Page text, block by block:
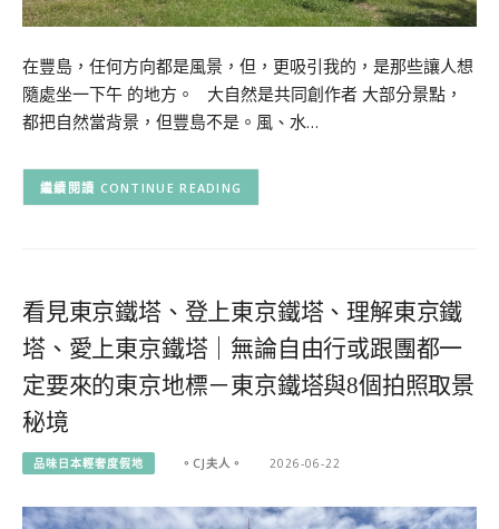
在豐島，任何方向都是風景，但，更吸引我的，是那些讓人想
隨處坐一下午 的地方。 大自然是共同創作者 大部分景點，
都把自然當背景，但豐島不是。風、水…
CONTINUE READING
看見東京鐵塔、登上東京鐵塔、理解東京鐵
塔、愛上東京鐵塔｜無論自由行或跟團都一
定要來的東京地標－東京鐵塔與8個拍照取景
秘境
品味日本輕奢度假地 。CJ夫人。 2026-06-22